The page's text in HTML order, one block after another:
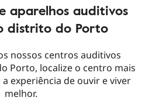
aparelhos auditivos
distrito do Porto
nossos centros auditivos
Porto, localize o centro mais
experiência de ouvir e viver
melhor.